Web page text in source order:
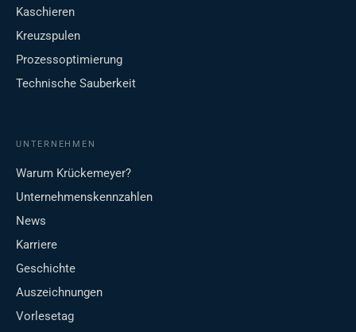
Kaschieren
Kreuzspulen
Prozessoptimierung
Technische Sauberkeit
UNTERNEHMEN
Warum Krückemeyer?
Unternehmenskennzahlen
News
Karriere
Geschichte
Auszeichnungen
Vorlesetag